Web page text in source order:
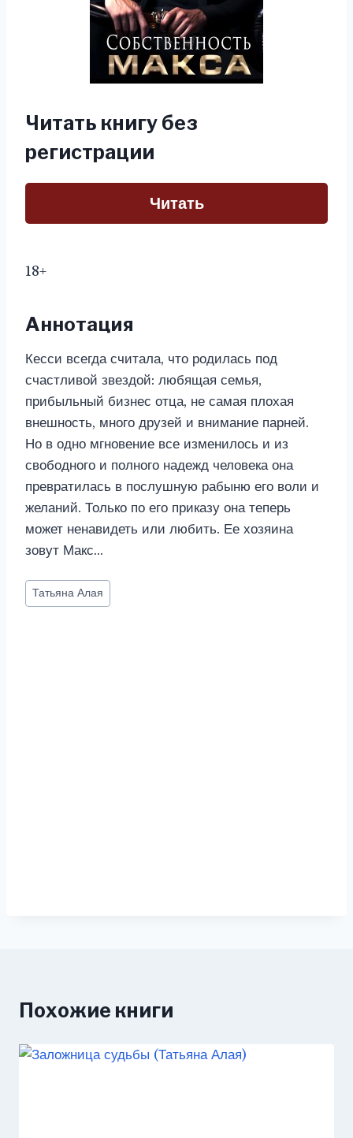
Читать книгу без
регистрации
Читать
18+
Аннотация
Кесси всегда считала, что родилась под
счастливой звездой: любящая семья,
прибыльный бизнес отца, не самая плохая
внешность, много друзей и внимание парней.
Но в одно мгновение все изменилось и из
свободного и полного надежд человека она
превратилась в послушную рабыню его воли и
желаний. Только по его приказу она теперь
может ненавидеть или любить. Ее хозяина
зовут Макс…
Метки
записи:
Татьяна Алая
Похожие книги